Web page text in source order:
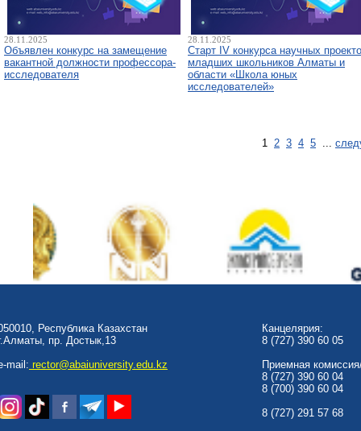
28.11.2025
Объявлен конкурс на замещение
вакантной должности профессора-
исследователя
28.11.2025
Старт IV конкурса научных
младших школьников Алматы и
области «Школа юных
исследователей»
1 2 3 4 5 ...
Республика Казахстан
пр. Достык,13
mail: rector@abaiuniversity.edu.kz
Канцелярия:
8 (727) 390 60 05
Приемная
8 (727) 390 60 04
8 (700) 390 60 04
8 (727) 291 57 68